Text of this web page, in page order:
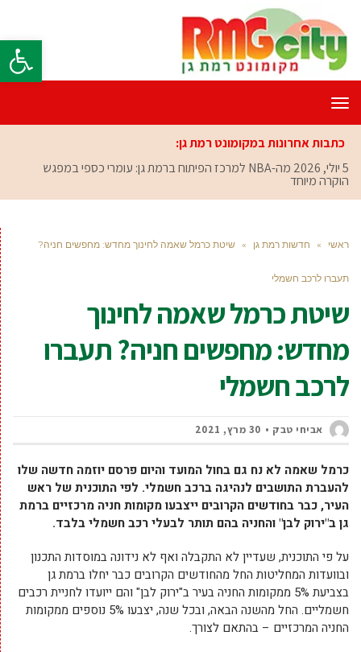
פתח
תפריט
כתבות אחרונות במקומונט רמת גן:
5 יולי, 2026
מה-NBA למרכז הפיתוח ברמת גן: עומרי כספי במפגש
הוקרה מיוחד
ראשי » חדשות רמת גן » שיטת כרמל שאמה לחינוך מחדש: מחפשים חניה?
תעברו לרכב חשמלי
שיטת כרמל שאמה לחינוך
מחדש: מחפשים חניה? תעברו
לרכב חשמלי
אביחי טבק 30 מרץ, 2021
כרמל שאמה לא נח גם בחול המועד והיום פרסם יוזמה חדשה שלו
להעברת התושבים לנהיגה ברכב חשמלי. לפי התוכנית של ראש
העיר, כבר בחודשים הקרובים ייצבעו מקומות חניה מרכזיים ברמת
גן ב"ירוק לבן" והחניה בהם תותר לבעלי רכב חשמלי בלבד.
על פי התוכנית, שעדיין לא התקבלה ואף לא נידונה במוסדות התכנון
ובוועדות המחליטות החל מהחודשים הקרובים כבר יחלו ברמת גן
בצביעת 5% ממקומות החניה בעיר ב"ירוק לבן" והם ייועדו לחניית רכבים
חשמליים. החל מהשנה הבאה, ובכל שנה, יצבעו 5% נוספים ממקומות
החניה המרכזיים – בהתאם לצורך.